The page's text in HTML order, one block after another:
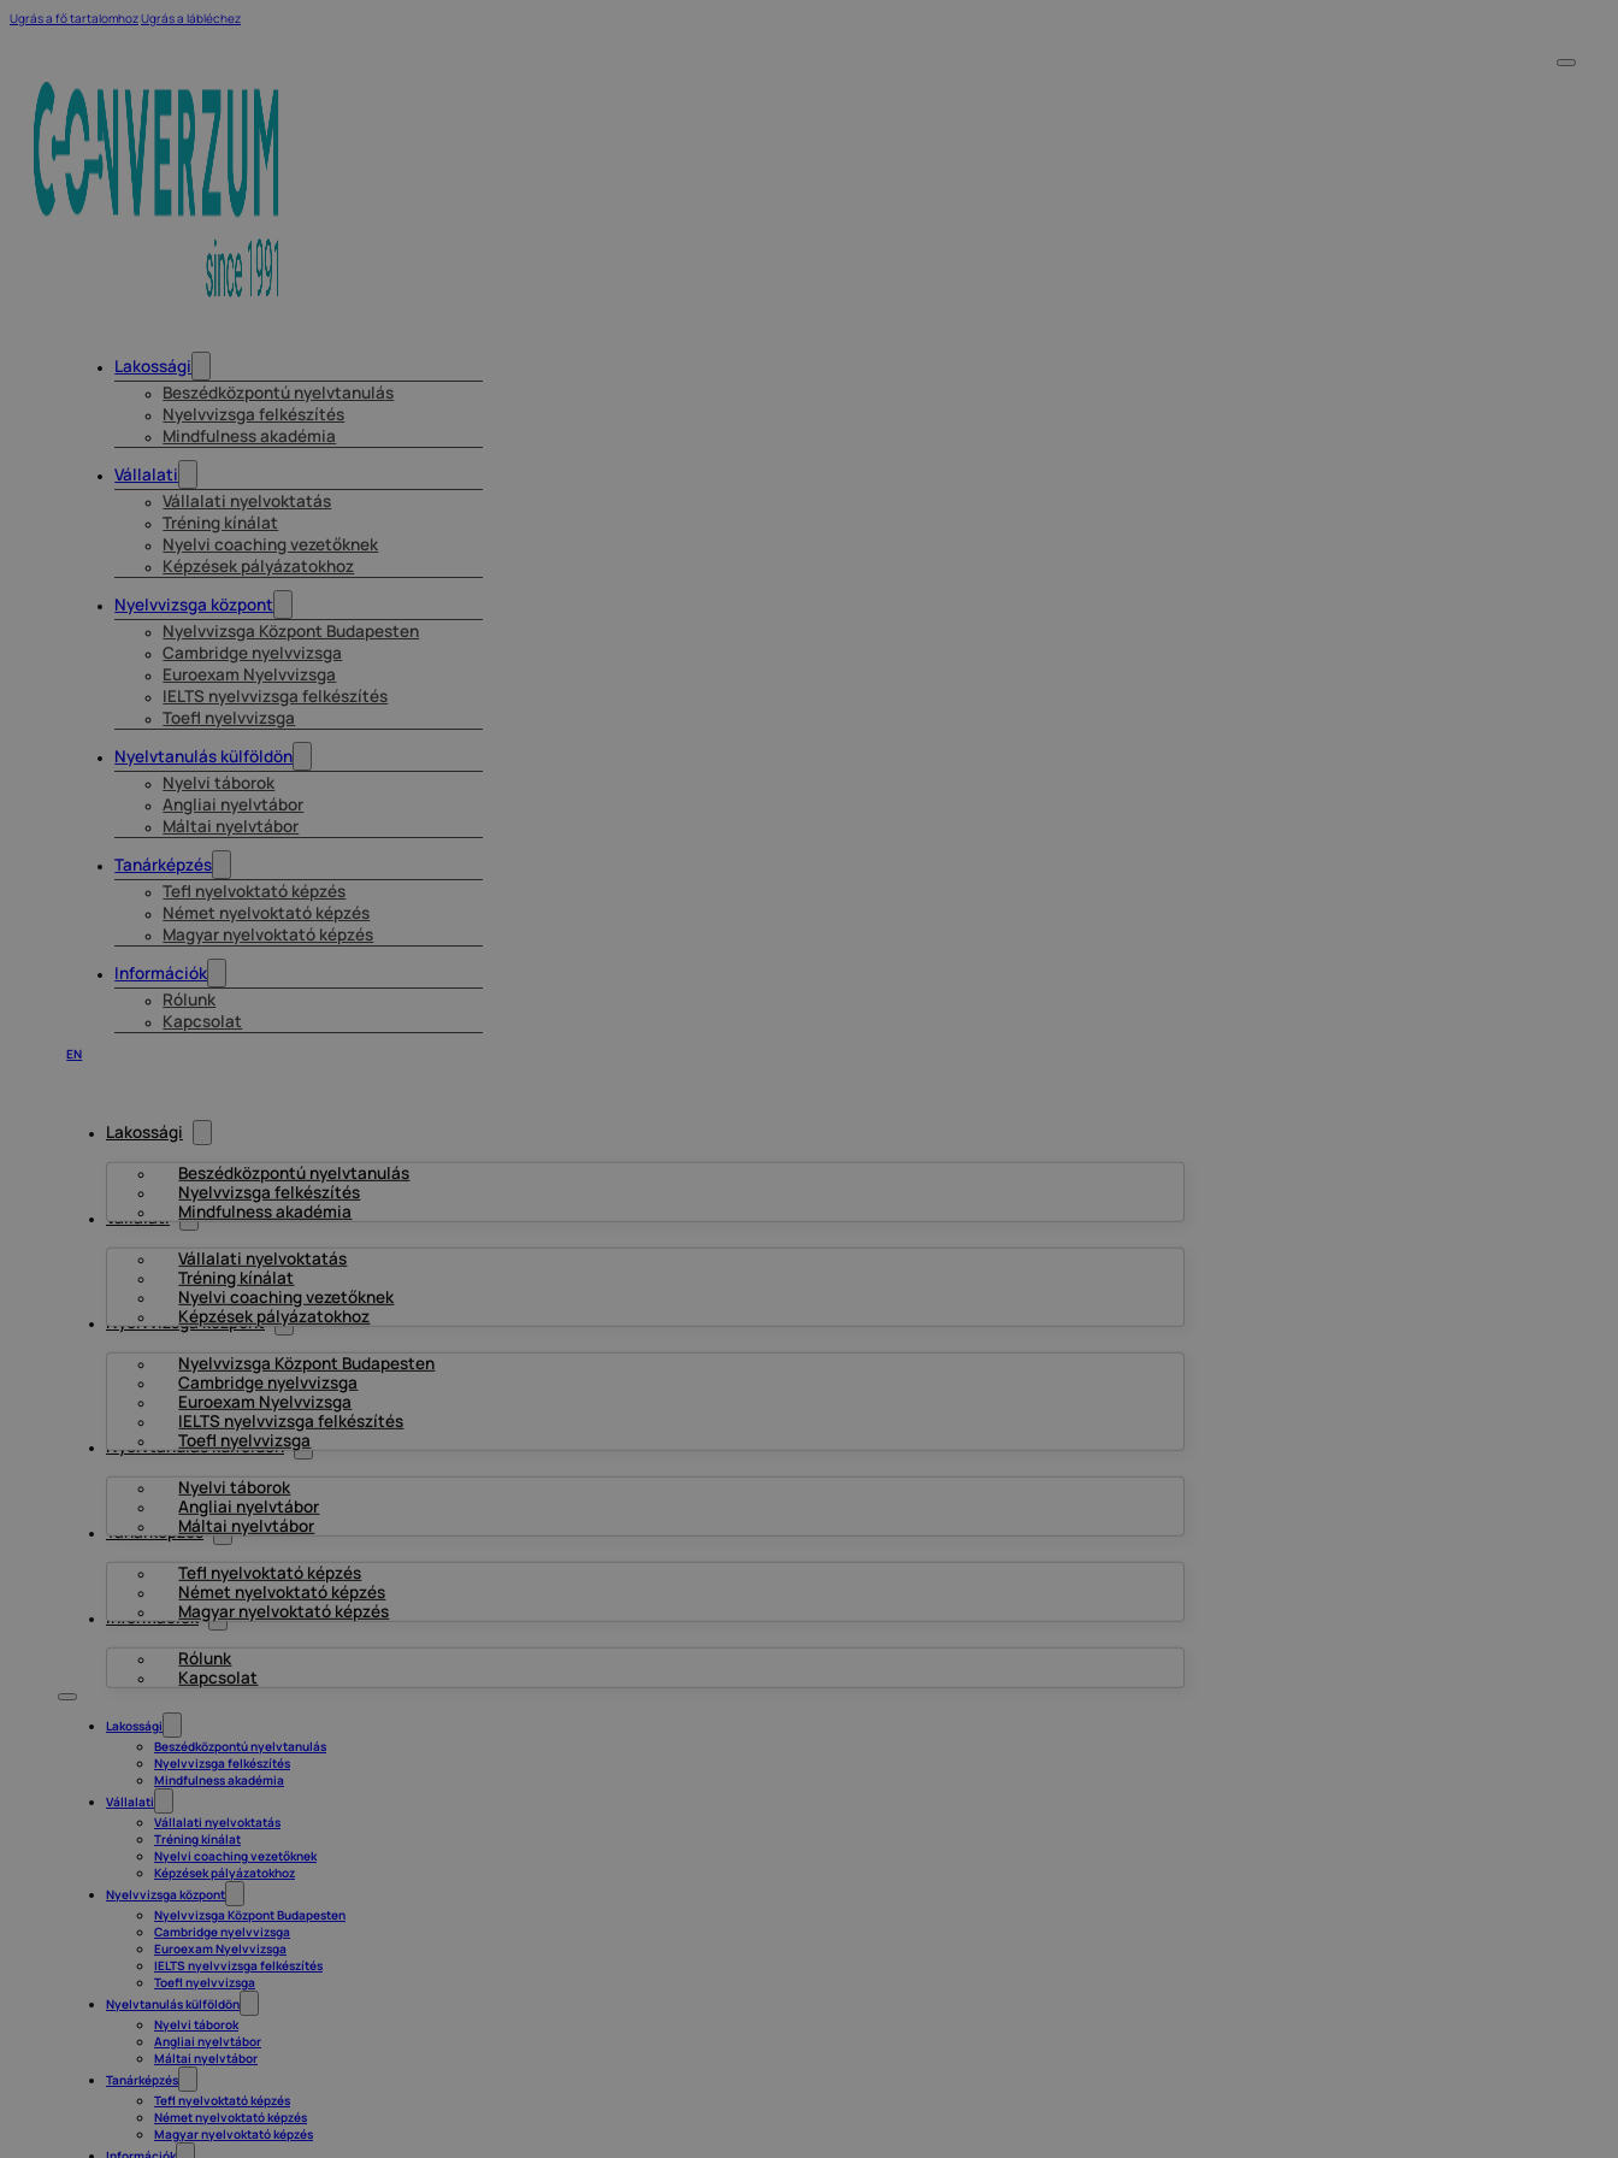
Ugrás a fő tartalomhozUgrás a lábléchez
Lakossági
Beszédközpontú nyelvtanulás
Nyelvvizsga felkészítés
Mindfulness akadémia
Vállalati
Vállalati nyelvoktatás
Tréning kínálat
Nyelvi coaching vezetőknek
Képzések pályázatokhoz
Nyelvvizsga központ
Nyelvvizsga Központ Budapesten
Cambridge nyelvvizsga
Euroexam Nyelvvizsga
IELTS nyelvvizsga felkészítés
Toefl nyelvvizsga
Nyelvtanulás külföldön
Nyelvi táborok
Angliai nyelvtábor
Máltai nyelvtábor
Tanárképzés
Tefl nyelvoktató képzés
Német nyelvoktató képzés
Magyar nyelvoktató képzés
Információk
Rólunk
Kapcsolat
EN
Lakossági
Beszédközpontú nyelvtanulás
Nyelvvizsga felkészítés
Mindfulness akadémia
Vállalati
Vállalati nyelvoktatás
Tréning kínálat
Nyelvi coaching vezetőknek
Képzések pályázatokhoz
Nyelvvizsga központ
Nyelvvizsga Központ Budapesten
Cambridge nyelvvizsga
Euroexam Nyelvvizsga
IELTS nyelvvizsga felkészítés
Toefl nyelvvizsga
Nyelvtanulás külföldön
Nyelvi táborok
Angliai nyelvtábor
Máltai nyelvtábor
Tanárképzés
Tefl nyelvoktató képzés
Német nyelvoktató képzés
Magyar nyelvoktató képzés
Információk
Rólunk
Kapcsolat
Lakossági
Beszédközpontú nyelvtanulás
Nyelvvizsga felkészítés
Mindfulness akadémia
Vállalati
Vállalati nyelvoktatás
Tréning kínálat
Nyelvi coaching vezetőknek
Képzések pályázatokhoz
Nyelvvizsga központ
Nyelvvizsga Központ Budapesten
Cambridge nyelvvizsga
Euroexam Nyelvvizsga
IELTS nyelvvizsga felkészítés
Toefl nyelvvizsga
Nyelvtanulás külföldön
Nyelvi táborok
Angliai nyelvtábor
Máltai nyelvtábor
Tanárképzés
Tefl nyelvoktató képzés
Német nyelvoktató képzés
Magyar nyelvoktató képzés